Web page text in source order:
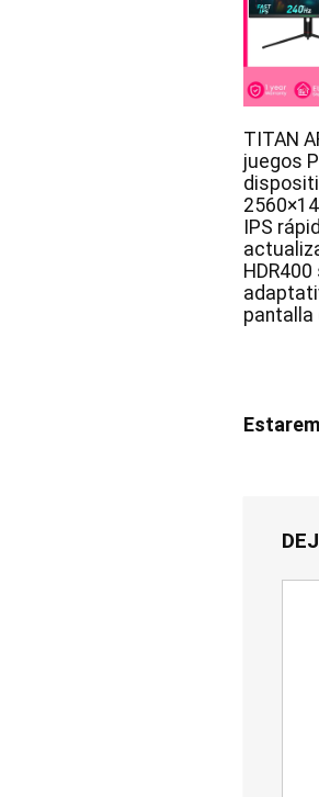
TITAN
juegos
IPS
pantalla